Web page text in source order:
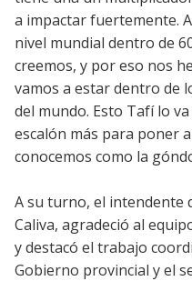
a impactar fuertemente.
nivel mundial dentro de
creemos, y por eso nos
vamos a estar dentro de
del mundo. Esto Tafí lo
escalón más para poner
conocemos como la
A su turno, el intendente
Caliva, agradeció al
y destacó el trabajo
Gobierno provincial y el